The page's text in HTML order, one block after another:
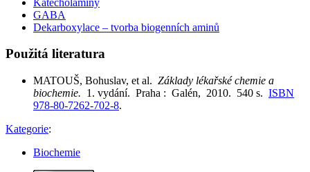
GABA
Dekarboxylace – tvorba biogenních aminů
Použitá literatura
MATOUŠ, Bohuslav, et al. Základy lékařské chemie a
biochemie. 1. vydání. Praha : Galén, 2010. 540 s. ISBN
978-80-7262-702-8.
Kategorie:
Biochemie